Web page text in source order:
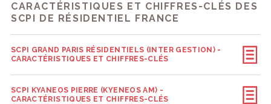
CARACTÉRISTIQUES ET CHIFFRES-CLÉS DES
SCPI DE RÉSIDENTIEL FRANCE
SCPI GRAND PARIS RÉSIDENTIELS (INTER GESTION) -
CARACTÉRISTIQUES ET CHIFFRES-CLÉS
SCPI KYANEOS PIERRE (KYENEOS AM) -
CARACTÉRISTIQUES ET CHIFFRES-CLÉS